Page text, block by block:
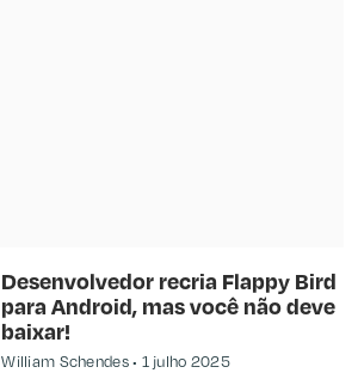
Desenvolvedor recria Flappy Bird
para Android, mas você não deve
baixar!
William Schendes 1 julho 2025